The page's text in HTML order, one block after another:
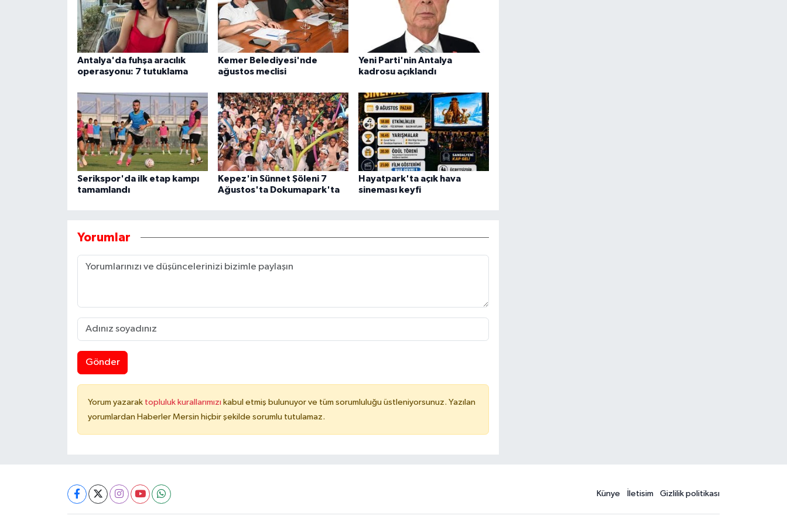
Antalya'da fuhşa aracılık
operasyonu: 7 tutuklama
Kemer Belediyesi'nde
ağustos meclisi
Yeni Parti'nin Antalya
kadrosu açıklandı
Serikspor'da ilk etap kampı
tamamlandı
Kepez'in Sünnet Şöleni 7
Ağustos'ta Dokumapark'ta
Hayatpark'ta açık hava
sineması keyfi
Yorumlar
Gönder
Yorum yazarak topluluk kurallarımızı kabul etmiş bulunuyor ve tüm sorumluluğu üstleniyorsunuz. Yazılan
yorumlardan Haberler Mersin hiçbir şekilde sorumlu tutulamaz.
Künye İletisim Gizlilik politikası